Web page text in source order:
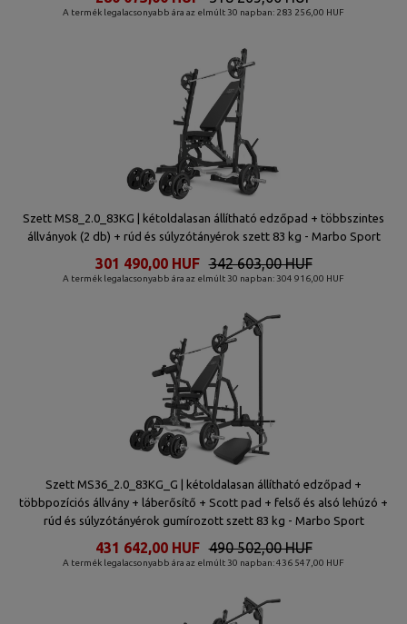
A termék legalacsonyabb ára az elmúlt 30 napban: 283 256,00 HUF
Szett MS8_2.0_83KG | kétoldalasan állítható edzőpad + többszintes
állványok (2 db) + rúd és súlyzótányérok szett 83 kg - Marbo Sport
A termék legalacsonyabb ára az elmúlt 30 napban: 304 916,00 HUF
342 603,00 HUF
301 490,00 HUF
Szett MS36_2.0_83KG_G | kétoldalasan állítható edzőpad +
többpozíciós állvány + láberősítő + Scott pad + felső és alsó lehúzó +
rúd és súlyzótányérok gumírozott szett 83 kg - Marbo Sport
A termék legalacsonyabb ára az elmúlt 30 napban: 436 547,00 HUF
490 502,00 HUF
431 642,00 HUF